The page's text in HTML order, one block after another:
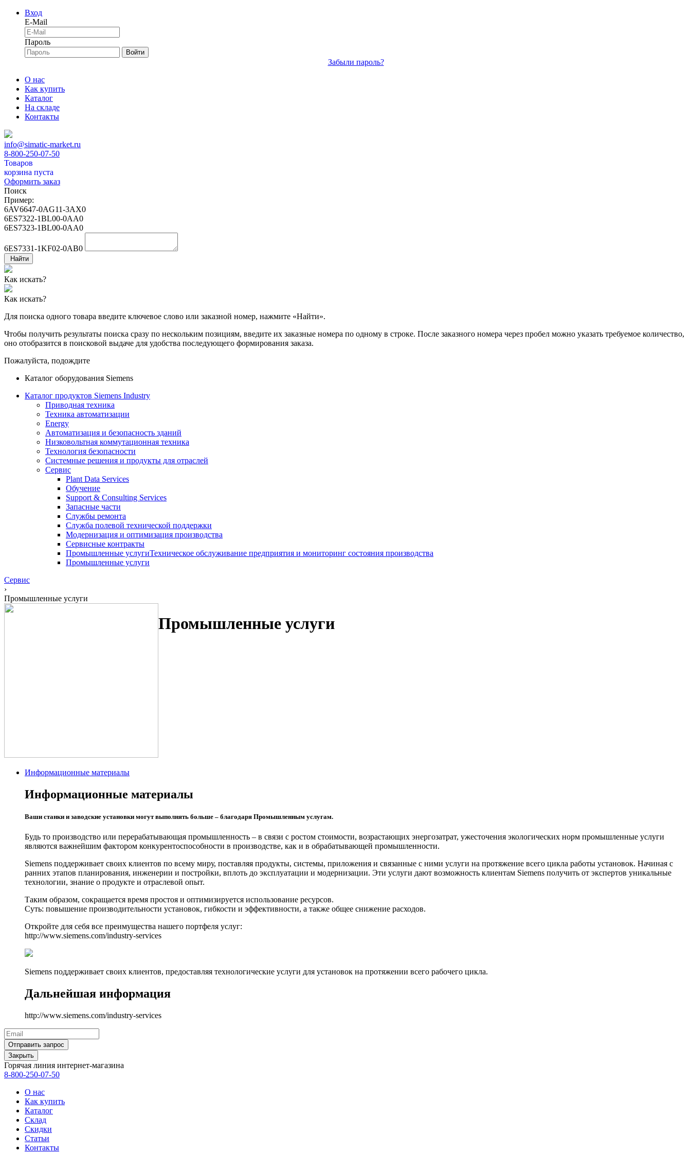
Вход
E-Mail
Пароль
Войти
Забыли пароль?
О нас
Как купить
Каталог
На складе
Контакты
info@simatic-market.ru
8-800-250-07-50
Товаров
корзина пуста
Оформить заказ
Поиск
Пример:
6AV6647-0AG11-3AX0
6ES7322-1BL00-0AA0
6ES7323-1BL00-0AA0
6ES7331-1KF02-0AB0
Найти
Как искать?
Как искать?
Для поиска одного товара введите ключевое слово или заказной номер, нажмите «Найти».
Чтобы получить результаты поиска сразу по нескольким позициям, введите их заказные номера по одному в строке. После заказного номера через пробел можно указать требуемое количество,
оно отобразится в поисковой выдаче для удобства последующего формирования заказа.
Пожалуйста, подождите
Каталог оборудования Siemens
Каталог продуктов Siemens Industry
Приводная техника
Техника автоматизации
Energy
Автоматизация и безопасность зданий
Низковольтная коммутационная техника
Технология безопасности
Системные решения и продукты для отраслей
Сервис
Plant Data Services
Обучение
Support & Consulting Services
Запасные части
Службы ремонта
Служба полевой технической поддержки
Модернизация и оптимизация производства
Сервисные контракты
Промышленные услугиТехническое обслуживание предприятия и мониторинг состояния производства
Промышленные услуги
Сервис
›
Промышленные услуги
Промышленные услуги
Информационные материалы
Информационные материалы
Ваши станки и заводские установки могут выполнять больше – благодаря Промышленным услугам.
Будь то производство или перерабатывающая промышленность – в связи с ростом стоимости, возрастающих энергозатрат, ужесточения экологических норм промышленные услуги
являются важнейшим фактором конкурентоспособности в производстве, как и в обрабатывающей промышленности.
Siemens поддерживает своих клиентов по всему миру, поставляя продукты, системы, приложения и связанные с ними услуги на протяжение всего цикла работы установок. Начиная с
ранних этапов планирования, инженерии и постройки, вплоть до эксплуатации и модернизации. Эти услуги дают возможность клиентам Siemens получить от экспертов уникальные
технологии, знание о продукте и отраслевой опыт.
Таким образом, сокращается время простоя и оптимизируется использование ресурсов.
Суть: повышение производительности установок, гибкости и эффективности, а также общее снижение расходов.
Откройте для себя все преимущества нашего портфеля услуг:
http://www.siemens.com/industry-services
Siemens поддерживает своих клиентов, предоставляя технологические услуги для установок на протяжении всего рабочего цикла.
Дальнейшая информация
http://www.siemens.com/industry-services
Закрыть
Горячая линия интернет-магазина
8-800-250-07-50
О нас
Как купить
Каталог
Склад
Скидки
Статьи
Контакты